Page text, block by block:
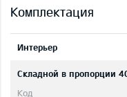
Комплектация
Интерьер
Складной в пропорции